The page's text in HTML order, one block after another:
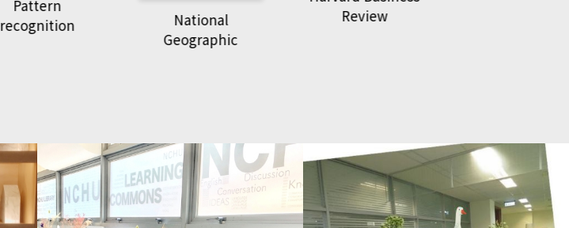
Pattern
recognition
National
Geographic
Review